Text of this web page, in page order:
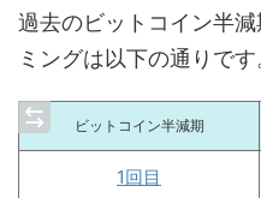
過去のビットコイン半
ミングは以下の通りです
ビットコイン半減期
1回目